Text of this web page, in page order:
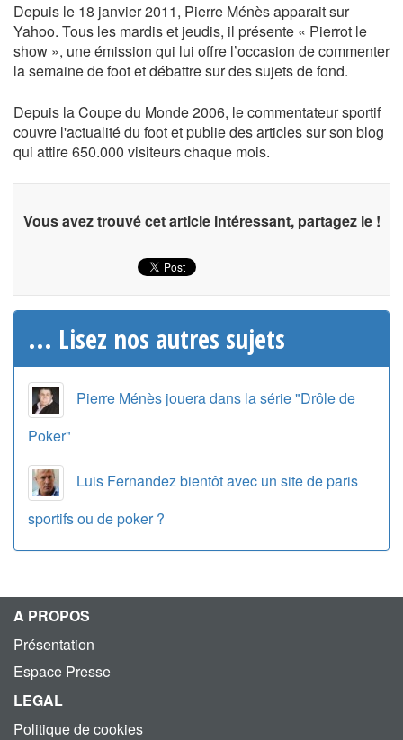
Depuis le 18 janvier 2011, Pierre Ménès apparait sur
Yahoo. Tous les mardis et jeudis, il présente « Pierrot le
show », une émission qui lui offre l’occasion de commenter
la semaine de foot et débattre sur des sujets de fond.
Depuis la Coupe du Monde 2006, le commentateur sportif
couvre l'actualité du foot et publie des articles sur son blog
qui attire 650.000 visiteurs chaque mois.
Vous avez trouvé cet article intéressant, partagez le !
... Lisez nos autres sujets
Pierre Ménès jouera dans la série "Drôle de
Poker"
Luis Fernandez bientôt avec un site de paris
sportifs ou de poker ?
A PROPOS
Présentation
Espace Presse
LEGAL
Politique de cookies